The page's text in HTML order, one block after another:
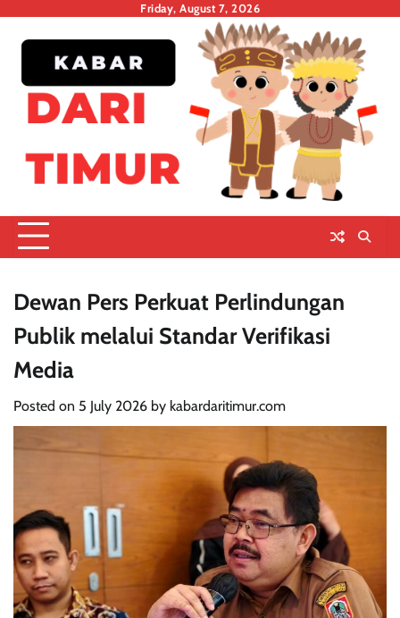
Friday, August 7, 2026
Dewan Pers Perkuat Perlindungan
Publik melalui Standar Verifikasi
Media
Posted on 5 July 2026 by kabardaritimur.com